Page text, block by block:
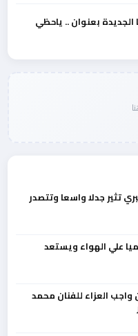
بعنوان .. ياحظي
تثير جدلا واسعا وتتصدر
علي الهواء ويستعد
العزاء للفنان محمد